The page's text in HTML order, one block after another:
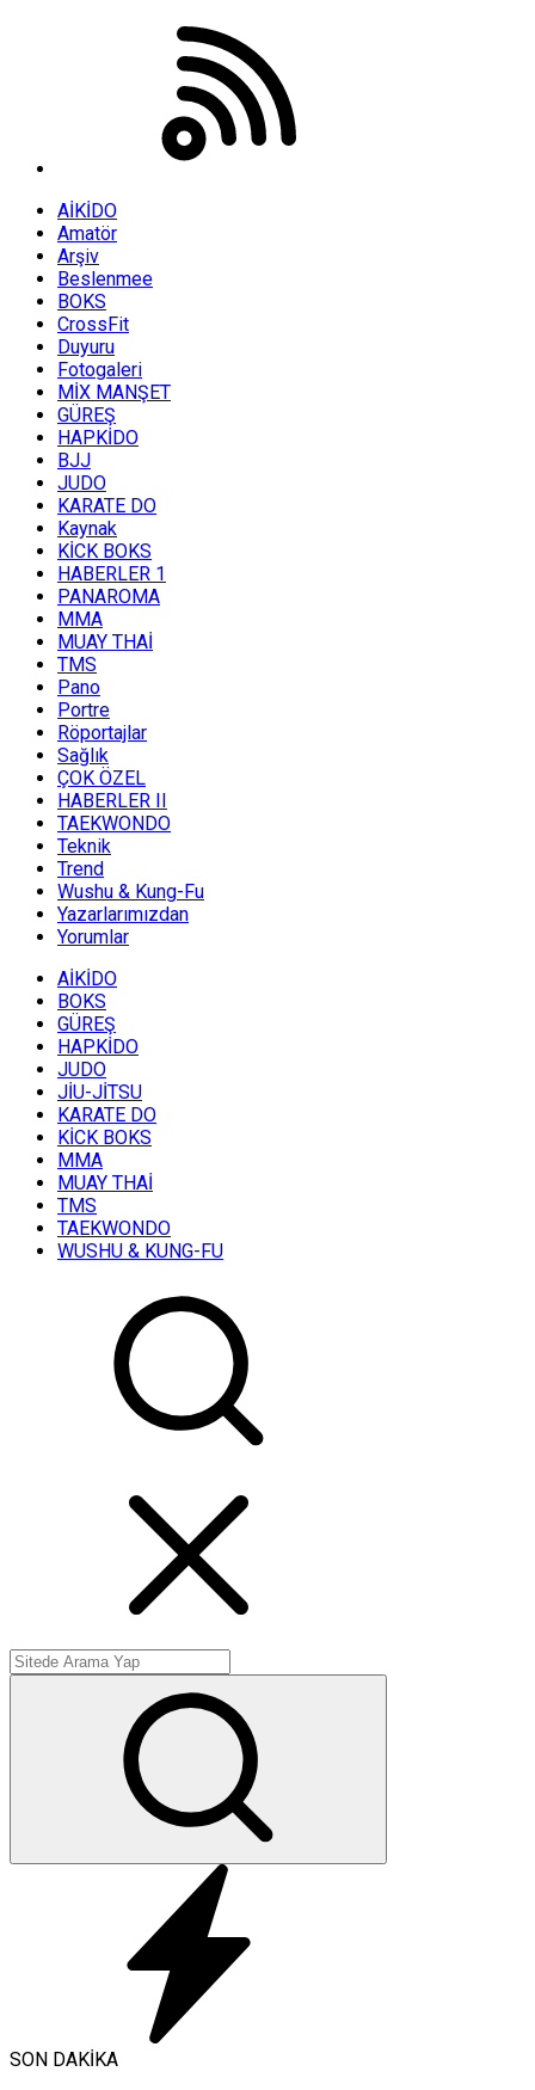
AİKİDO
Amatör
Arşiv
Beslenmee
BOKS
CrossFit
Duyuru
Fotogaleri
MİX MANŞET
GÜREŞ
HAPKİDO
BJJ
JUDO
KARATE DO
Kaynak
KİCK BOKS
HABERLER 1
PANAROMA
MMA
MUAY THAİ
TMS
Pano
Portre
Röportajlar
Sağlık
ÇOK ÖZEL
HABERLER II
TAEKWONDO
Teknik
Trend
Wushu & Kung-Fu
Yazarlarımızdan
Yorumlar
AİKİDO
BOKS
GÜREŞ
HAPKİDO
JUDO
JİU-JİTSU
KARATE DO
KİCK BOKS
MMA
MUAY THAİ
TMS
TAEKWONDO
WUSHU & KUNG-FU
SON DAKİKA